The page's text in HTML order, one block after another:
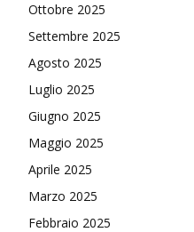
Ottobre 2025
Settembre 2025
Agosto 2025
Luglio 2025
Giugno 2025
Maggio 2025
Aprile 2025
Marzo 2025
Febbraio 2025